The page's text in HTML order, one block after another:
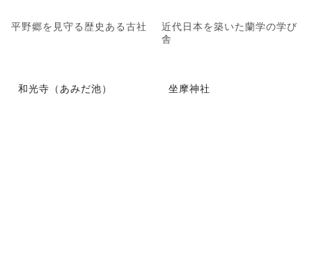
平野郷を見守る歴史ある古社
近代日本を築いた蘭学の学び
舎
和光寺（あみだ池） 坐摩神社